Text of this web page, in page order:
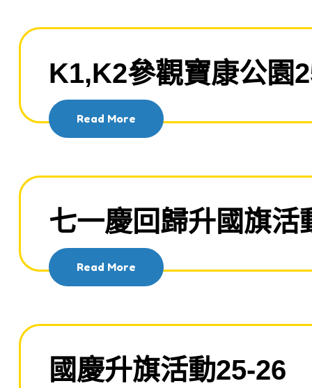
K1,K2參觀寶康公園
Read More
七一慶回歸升國旗活
Read More
國慶升旗活動25-26